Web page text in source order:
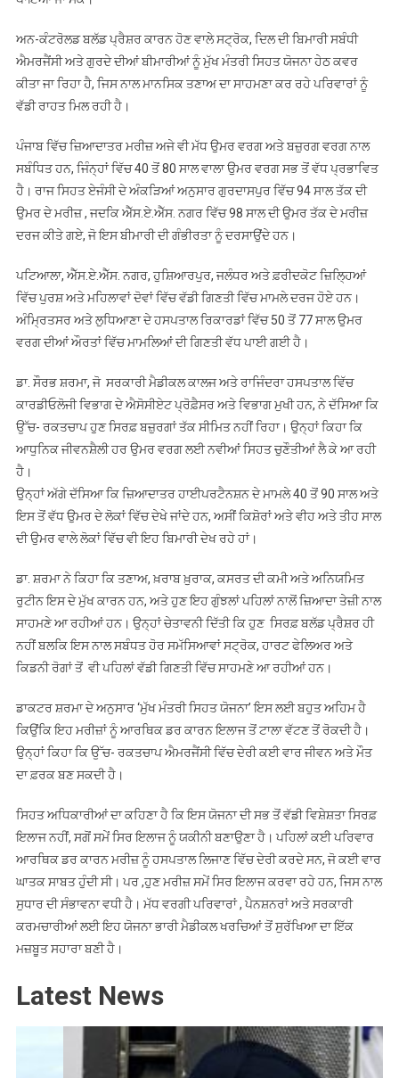
ਅਨ-ਕੰਟਰੋਲਡ ਬਲੱਡ ਪ੍ਰੈਸ਼ਰ ਕਾਰਨ ਹੋਣ ਵਾਲੇ ਸਟ੍ਰੋਕ, ਦਿਲ ਦੀ ਬਿਮਾਰੀ ਸਬੰਧੀ
ਐਮਰਜੈਂਸੀ ਅਤੇ ਗੁਰਦੇ ਦੀਆਂ ਬੀਮਾਰੀਆਂ ਨੂੰ ਮੁੱਖ ਮੰਤਰੀ ਸਿਹਤ ਯੋਜਨਾ ਹੇਠ ਕਵਰ
ਕੀਤਾ ਜਾ ਰਿਹਾ ਹੈ, ਜਿਸ ਨਾਲ ਮਾਨਸਿਕ ਤਣਾਅ ਦਾ ਸਾਹਮਣਾ ਕਰ ਰਹੇ ਪਰਿਵਾਰਾਂ ਨੂੰ
ਵੱਡੀ ਰਾਹਤ ਮਿਲ ਰਹੀ ਹੈ।
ਪੰਜਾਬ ਵਿੱਚ ਜ਼ਿਆਦਾਤਰ ਮਰੀਜ਼ ਅਜੇ ਵੀ ਮੱਧ ਉਮਰ ਵਰਗ ਅਤੇ ਬਜ਼ੁਰਗ ਵਰਗ ਨਾਲ
ਸਬੰਧਿਤ ਹਨ, ਜਿੰਨ੍ਹਾਂ ਵਿੱਚ 40 ਤੋਂ 80 ਸਾਲ ਵਾਲਾ ਉਮਰ ਵਰਗ ਸਭ ਤੋਂ ਵੱਧ ਪ੍ਰਭਾਵਿਤ
ਹੈ। ਰਾਜ ਸਿਹਤ ਏਜੰਸੀ ਦੇ ਅੰਕੜਿਆਂ ਅਨੁਸਾਰ ਗੁਰਦਾਸਪੁਰ ਵਿੱਚ 94 ਸਾਲ ਤੱਕ ਦੀ
ਉਮਰ ਦੇ ਮਰੀਜ਼ , ਜਦਕਿ ਐੱਸ.ਏ.ਐੱਸ. ਨਗਰ ਵਿੱਚ 98 ਸਾਲ ਦੀ ਉਮਰ ਤੱਕ ਦੇ ਮਰੀਜ਼
ਦਰਜ ਕੀਤੇ ਗਏ, ਜੋ ਇਸ ਬੀਮਾਰੀ ਦੀ ਗੰਭੀਰਤਾ ਨੂੰ ਦਰਸਾਉਂਦੇ ਹਨ।
ਪਟਿਆਲਾ, ਐੱਸ.ਏ.ਐੱਸ. ਨਗਰ, ਹੁਸ਼ਿਆਰਪੁਰ, ਜਲੰਧਰ ਅਤੇ ਫ਼ਰੀਦਕੋਟ ਜ਼ਿਲਿ੍ਹਆਂ
ਵਿੱਚ ਪੁਰਸ਼ ਅਤੇ ਮਹਿਲਾਵਾਂ ਦੋਵਾਂ ਵਿੱਚ ਵੱਡੀ ਗਿਣਤੀ ਵਿੱਚ ਮਾਮਲੇ ਦਰਜ ਹੋਏ ਹਨ।
ਅੰਮ੍ਰਿਤਸਰ ਅਤੇ ਲੁਧਿਆਣਾ ਦੇ ਹਸਪਤਾਲ ਰਿਕਾਰਡਾਂ ਵਿੱਚ 50 ਤੋਂ 77 ਸਾਲ ਉਮਰ
ਵਰਗ ਦੀਆਂ ਔਰਤਾਂ ਵਿੱਚ ਮਾਮਲਿਆਂ ਦੀ ਗਿਣਤੀ ਵੱਧ ਪਾਈ ਗਈ ਹੈ।
ਡਾ. ਸੌਰਭ ਸ਼ਰਮਾ, ਜੋ ਸਰਕਾਰੀ ਮੈਡੀਕਲ ਕਾਲਜ ਅਤੇ ਰਾਜਿੰਦਰਾ ਹਸਪਤਾਲ ਵਿੱਚ
ਕਾਰਡੀਓਲੋਜੀ ਵਿਭਾਗ ਦੇ ਐਸੋਸੀਏਟ ਪ੍ਰੋਫ਼ੈਸਰ ਅਤੇ ਵਿਭਾਗ ਮੁਖੀ ਹਨ, ਨੇ ਦੱਸਿਆ ਕਿ
ਉੱਚ- ਰਕਤਚਾਪ ਹੁਣ ਸਿਰਫ਼ ਬਜ਼ੁਰਗਾਂ ਤੱਕ ਸੀਮਿਤ ਨਹੀਂ ਰਿਹਾ। ਉਨ੍ਹਾਂ ਕਿਹਾ ਕਿ
ਆਧੁਨਿਕ ਜੀਵਨਸ਼ੈਲੀ ਹਰ ਉਮਰ ਵਰਗ ਲਈ ਨਵੀਆਂ ਸਿਹਤ ਚੁਣੌਤੀਆਂ ਲੈ ਕੇ ਆ ਰਹੀ
ਹੈ।
ਉਨ੍ਹਾਂ ਅੱਗੇ ਦੱਸਿਆ ਕਿ ਜ਼ਿਆਦਾਤਰ ਹਾਈਪਰਟੈਨਸ਼ਨ ਦੇ ਮਾਮਲੇ 40 ਤੋਂ 90 ਸਾਲ ਅਤੇ
ਇਸ ਤੋਂ ਵੱਧ ਉਮਰ ਦੇ ਲੋਕਾਂ ਵਿੱਚ ਦੇਖੇ ਜਾਂਦੇ ਹਨ, ਅਸੀਂ ਕਿਸ਼ੋਰਾਂ ਅਤੇ ਵੀਹ ਅਤੇ ਤੀਹ ਸਾਲ
ਦੀ ਉਮਰ ਵਾਲੇ ਲੋਕਾਂ ਵਿੱਚ ਵੀ ਇਹ ਬਿਮਾਰੀ ਦੇਖ ਰਹੇ ਹਾਂ।
ਡਾ. ਸ਼ਰਮਾ ਨੇ ਕਿਹਾ ਕਿ ਤਣਾਅ, ਖ਼ਰਾਬ ਖ਼ੁਰਾਕ, ਕਸਰਤ ਦੀ ਕਮੀ ਅਤੇ ਅਨਿਯਮਿਤ
ਰੁਟੀਨ ਇਸ ਦੇ ਮੁੱਖ ਕਾਰਨ ਹਨ, ਅਤੇ ਹੁਣ ਇਹ ਗੁੰਝਲਾਂ ਪਹਿਲਾਂ ਨਾਲੋਂ ਜ਼ਿਆਦਾ ਤੇਜ਼ੀ ਨਾਲ
ਸਾਹਮਣੇ ਆ ਰਹੀਆਂ ਹਨ। ਉਨ੍ਹਾਂ ਚੇਤਾਵਨੀ ਦਿੱਤੀ ਕਿ ਹੁਣ ਸਿਰਫ਼ ਬਲੱਡ ਪ੍ਰੈਸ਼ਰ ਹੀ
ਨਹੀਂ ਬਲਕਿ ਇਸ ਨਾਲ ਸਬੰਧਤ ਹੋਰ ਸਮੱਸਿਆਵਾਂ ਸਟ੍ਰੋਕ, ਹਾਰਟ ਫੇਲਿਅਰ ਅਤੇ
ਕਿਡਨੀ ਰੋਗਾਂ ਤੋਂ ਵੀ ਪਹਿਲਾਂ ਵੱਡੀ ਗਿਣਤੀ ਵਿੱਚ ਸਾਹਮਣੇ ਆ ਰਹੀਆਂ ਹਨ।
ਡਾਕਟਰ ਸ਼ਰਮਾ ਦੇ ਅਨੁਸਾਰ ‘ਮੁੱਖ ਮੰਤਰੀ ਸਿਹਤ ਯੋਜਨਾ’ ਇਸ ਲਈ ਬਹੁਤ ਅਹਿਮ ਹੈ
ਕਿਉਂਕਿ ਇਹ ਮਰੀਜ਼ਾਂ ਨੂੰ ਆਰਥਿਕ ਡਰ ਕਾਰਨ ਇਲਾਜ ਤੋਂ ਟਾਲਾ ਵੱਟਣ ਤੋਂ ਰੋਕਦੀ ਹੈ।
ਉਨ੍ਹਾਂ ਕਿਹਾ ਕਿ ਉੱਚ- ਰਕਤਚਾਪ ਐਮਰਜੈਂਸੀ ਵਿੱਚ ਦੇਰੀ ਕਈ ਵਾਰ ਜੀਵਨ ਅਤੇ ਮੌਤ
ਦਾ ਫ਼ਰਕ ਬਣ ਸਕਦੀ ਹੈ।
ਸਿਹਤ ਅਧਿਕਾਰੀਆਂ ਦਾ ਕਹਿਣਾ ਹੈ ਕਿ ਇਸ ਯੋਜਨਾ ਦੀ ਸਭ ਤੋਂ ਵੱਡੀ ਵਿਸ਼ੇਸ਼ਤਾ ਸਿਰਫ਼
ਇਲਾਜ ਨਹੀਂ, ਸਗੋਂ ਸਮੇਂ ਸਿਰ ਇਲਾਜ ਨੂੰ ਯਕੀਨੀ ਬਣਾਉਣਾ ਹੈ। ਪਹਿਲਾਂ ਕਈ ਪਰਿਵਾਰ
ਆਰਥਿਕ ਡਰ ਕਾਰਨ ਮਰੀਜ਼ ਨੂੰ ਹਸਪਤਾਲ ਲਿਜਾਣ ਵਿੱਚ ਦੇਰੀ ਕਰਦੇ ਸਨ, ਜੋ ਕਈ ਵਾਰ
ਘਾਤਕ ਸਾਬਤ ਹੁੰਦੀ ਸੀ। ਪਰ ,ਹੁਣ ਮਰੀਜ਼ ਸਮੇਂ ਸਿਰ ਇਲਾਜ ਕਰਵਾ ਰਹੇ ਹਨ, ਜਿਸ ਨਾਲ
ਸੁਧਾਰ ਦੀ ਸੰਭਾਵਨਾ ਵਧੀ ਹੈ। ਮੱਧ ਵਰਗੀ ਪਰਿਵਾਰਾਂ , ਪੈਨਸ਼ਨਰਾਂ ਅਤੇ ਸਰਕਾਰੀ
ਕਰਮਚਾਰੀਆਂ ਲਈ ਇਹ ਯੋਜਨਾ ਭਾਰੀ ਮੈਡੀਕਲ ਖਰਚਿਆਂ ਤੋਂ ਸੁਰੱਖਿਆ ਦਾ ਇੱਕ
ਮਜ਼ਬੂਤ ਸਹਾਰਾ ਬਣੀ ਹੈ।
Latest News